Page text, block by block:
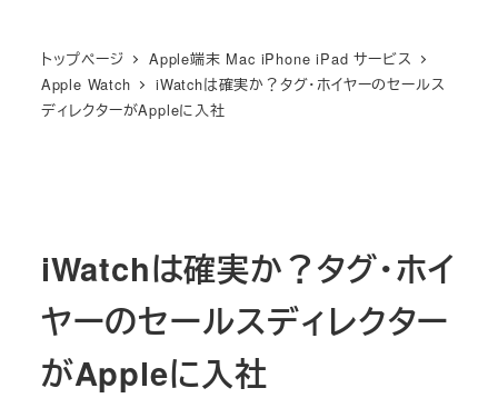
トップページ
Apple端末 Mac iPhone iPad サービス
Apple Watch
iWatchは確実か？タグ・ホイヤーのセールス
ディレクターがAppleに入社
iWatchは確実か？タグ・ホイ
ヤーのセールスディレクター
がAppleに入社